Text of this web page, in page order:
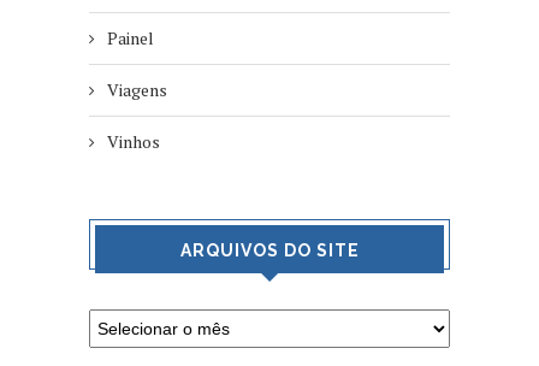
Painel
Viagens
Vinhos
ARQUIVOS DO SITE